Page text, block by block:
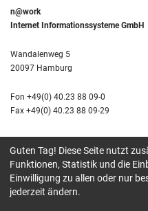
n@work
Internet Informationssysteme GmbH
Wandalenweg 5
20097 Hamburg
Fon +49(0) 40.23 88 09-0
Fax +49(0) 40.23 88 09-29
Kontakt
Impressum
Guten Tag! Diese Seite nutzt
Funktionen, Statistik und die
Einwilligung zu allen oder nur
jederzeit ändern.